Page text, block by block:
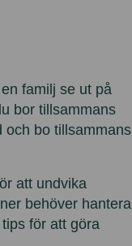
familj se ut på
bor tillsammans
och bo tillsammans
att undvika
behöver hantera
för att göra